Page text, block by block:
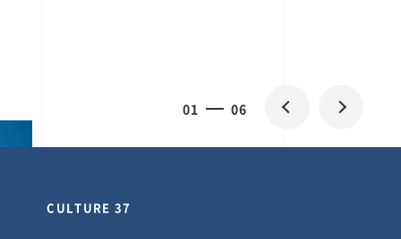
01 06
CULTURE 37